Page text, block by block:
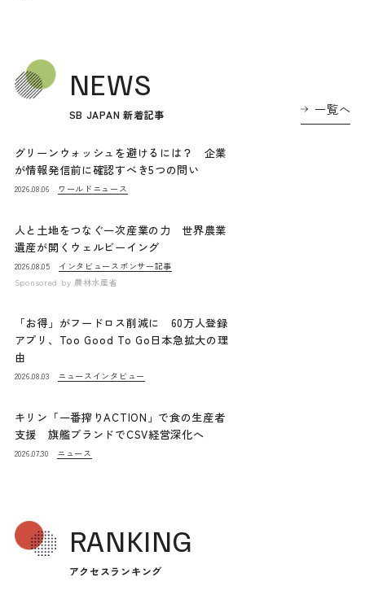
NEWS
SB JAPAN 新着記事 一覧へ
グリーンウォッシュを避けるには？ 企業
が情報発信前に確認すべき5つの問い
2026.08.06 ワールドニュース
人と土地をつなぐ一次産業の力 世界農業
遺産が開くウェルビーイング
2026.08.05 インタビュー スポンサー記事
Sponsored by 農林水産省
「お得」がフードロス削減に 60万人登録
アプリ、Too Good To Go日本急拡大の理
由
2026.08.03 ニュース インタビュー
キリン「一番搾りACTION」で食の生産者
支援 旗艦ブランドでCSV経営深化へ
2026.07.30 ニュース
RANKING
アクセスランキング